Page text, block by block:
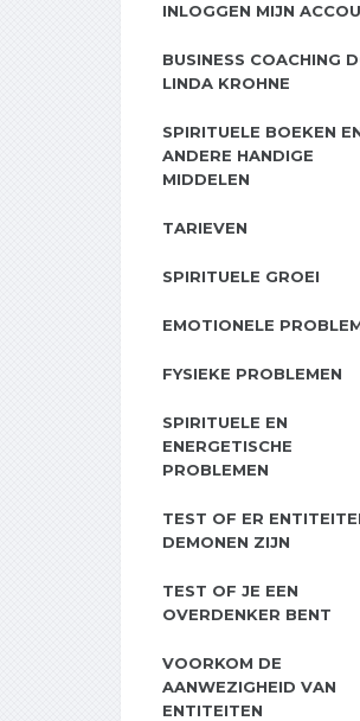
INLOGGEN MIJN
BUSINESS COACHING
LINDA KROHNE
SPIRITUELE BOEKEN
ANDERE HANDIGE
MIDDELEN
TARIEVEN
SPIRITUELE GROEI
EMOTIONELE
FYSIEKE PROBLEMEN
SPIRITUELE EN
ENERGETISCHE
PROBLEMEN
TEST OF ER
DEMONEN ZIJN
TEST OF JE EEN
OVERDENKER BENT
VOORKOM DE
AANWEZIGHEID VAN
ENTITEITEN